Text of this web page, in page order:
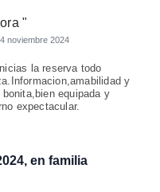
"
4 noviembre 2024
la reserva todo
y
equipada y
expectacular.
en familia